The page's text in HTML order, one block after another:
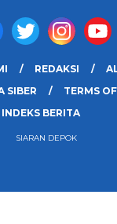
REDAKSI
SIBER
TERMS
INDEKS BERITA
SIARAN DEPOK